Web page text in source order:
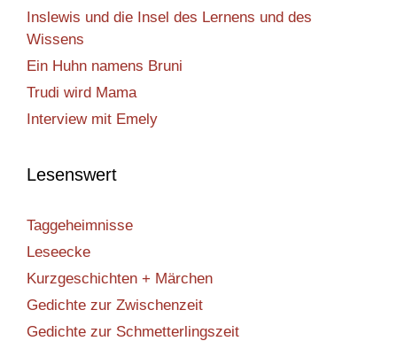
Inslewis und die Insel des Lernens und des
Wissens
Ein Huhn namens Bruni
Trudi wird Mama
Interview mit Emely
Lesenswert
Taggeheimnisse
Leseecke
Kurzgeschichten + Märchen
Gedichte zur Zwischenzeit
Gedichte zur Schmetterlingszeit